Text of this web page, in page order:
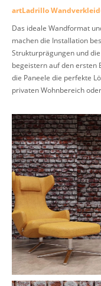
artLadrillo
Das ideale Wandformat
machen die Installation
Strukturprägungen und
begeistern auf den ersten
die Paneele die perfekte
privaten Wohnbereich